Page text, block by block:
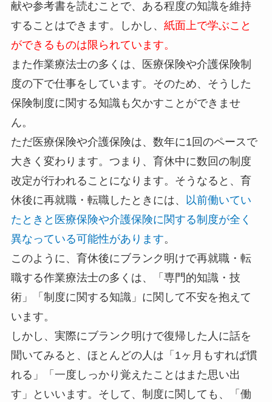
献や参考書を読むことで、ある程度の知識を維持
することはできます。しかし、 紙面上で学ぶこと
ができるものは限られています。
また作業療法士の多くは、医療保険や介護保険制
度の下で仕事をしています。そのため、そうした
保険制度に関する知識も欠かすことができませ
ん。
ただ医療保険や介護保険は、数年に1回のペースで
大きく変わります。つまり、育休中に数回の制度
改定が行われることになります。そうなると、育
休後に再就職・転職したときには、 以前働いてい
たときと医療保険や介護保険に関する制度が全く
異なっている可能性があります。
このように、育休後にブランク明けで再就職・転
職する作業療法士の多くは、「専門的知識・技
術」「制度に関する知識」に関して不安を抱えて
います。
しかし、実際にブランク明けで復帰した人に話を
聞いてみると、ほとんどの人は「1ヶ月もすれば慣
れる」「一度しっかり覚えたことはまた思い出
す」といいます。そして、制度に関しても、「働